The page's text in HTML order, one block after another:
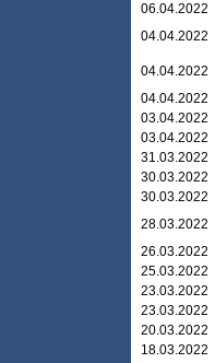
06.04.2022
04.04.2022
04.04.2022
04.04.2022
03.04.2022
03.04.2022
31.03.2022
30.03.2022
30.03.2022
28.03.2022
26.03.2022
25.03.2022
23.03.2022
23.03.2022
20.03.2022
18.03.2022